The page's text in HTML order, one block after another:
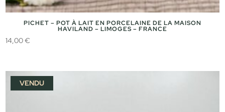
PICHET – POT À LAIT EN PORCELAINE DE LA MAISON
HAVILAND – LIMOGES – FRANCE
14,00€
VENDU